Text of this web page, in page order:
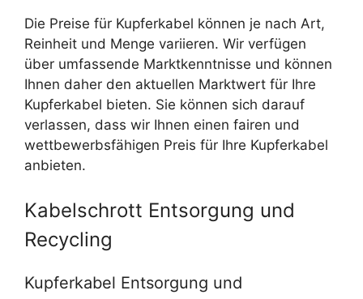
Die Preise für Kupferkabel können je nach Art,
Reinheit und Menge variieren. Wir verfügen
über umfassende Marktkenntnisse und können
Ihnen daher den aktuellen Marktwert für Ihre
Kupferkabel bieten. Sie können sich darauf
verlassen, dass wir Ihnen einen fairen und
wettbewerbsfähigen Preis für Ihre Kupferkabel
anbieten.
Kabelschrott Entsorgung und
Recycling
Kupferkabel Entsorgung und